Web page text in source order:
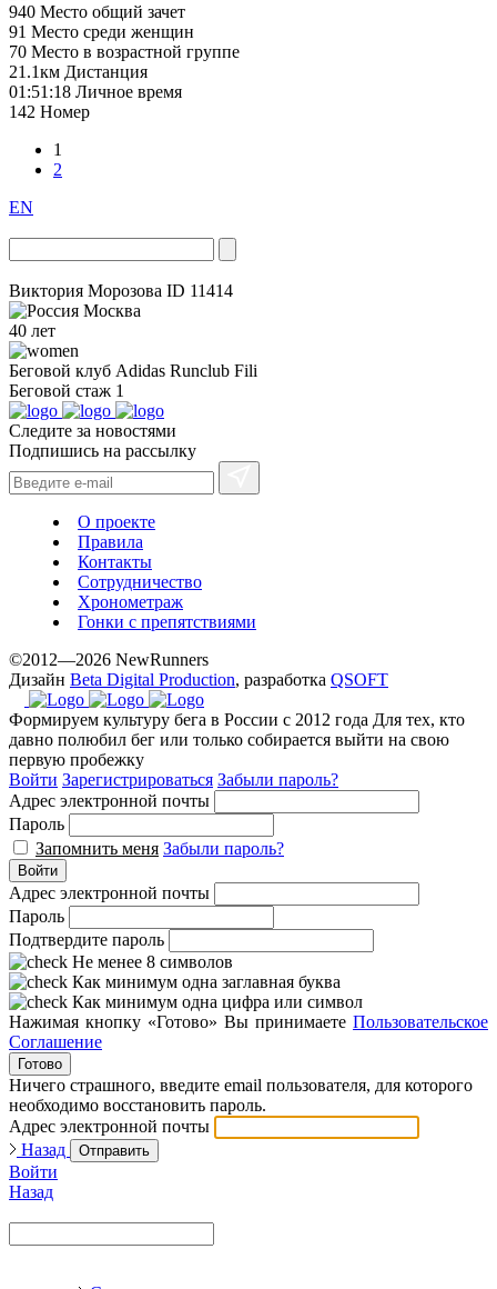
940 Место общий зачет
91 Место среди женщин
70 Место в возрастной группе
21.1км Дистанция
01:51:18 Личное время
142 Номер
1
2
EN
Виктория Морозова ID 11414
Москва
40 лет
Беговой клуб Adidas Runclub Fili
Беговой стаж 1
Следите за новостями
Подпишись на рассылку
О проекте
Правила
Контакты
Сотрудничество
Хронометраж
Гонки с препятствиями
©2012—2026 NewRunners
Дизайн Beta Digital Production, разработка QSOFT
Формируем культуру бега в России с 2012 года Для тех, кто
давно полюбил бег или только собирается выйти на свою
первую пробежку
Войти Зарегистрироваться Забыли пароль?
Адрес электронной почты
Пароль
Запомнить меня Забыли пароль?
Войти
Адрес электронной почты
Пароль
Подтвердите пароль
Не менее 8 символов
Как минимум одна заглавная буква
Как минимум одна цифра или символ
Нажимая кнопку «Готово» Вы принимаете Пользовательское
Соглашение
Готово
Ничего страшного, введите email пользователя, для которого
необходимо восстановить пароль.
Адрес электронной почты
Назад
Отправить
Войти
Назад